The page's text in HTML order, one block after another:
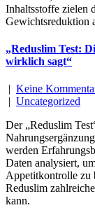
Inhaltsstoffe zielen
Gewichtsreduktion
„Reduslim Test:
wirklich sagt“
| Keine
| Uncategorized
Der „Reduslim
werden
Daten analysiert,
Appetitkontrolle zu
Reduslim
kann.